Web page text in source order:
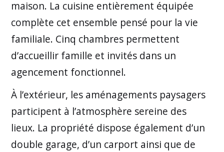
maison. La cuisine entièrement équipée
complète cet ensemble pensé pour la vie
familiale. Cinq chambres permettent
d’accueillir famille et invités dans un
agencement fonctionnel.
À l’extérieur, les aménagements paysagers
participent à l’atmosphère sereine des
lieux. La propriété dispose également d’un
double garage, d’un carport ainsi que de